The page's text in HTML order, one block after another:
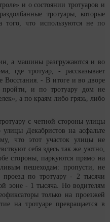
и о состоянии тротуаров и
тротуары, которые
того, что используются не по
а машины разгружаются и во
где тротуар, - рассказывает
- В итоге и во дворе
пройти, и по тротуару дом не
а по краям либо грязь, либо
с четной стороны улицы
Декабристов на асфальте
что этот участок улицы не
себя здесь так же уютно,
стороны, паркуются прямо на
пешеходам: пропусти, не
по тротуару - 2 тысячи
зоне - 1 тысяча. Но водителям
только на проезжей
на тротуаре превращается в